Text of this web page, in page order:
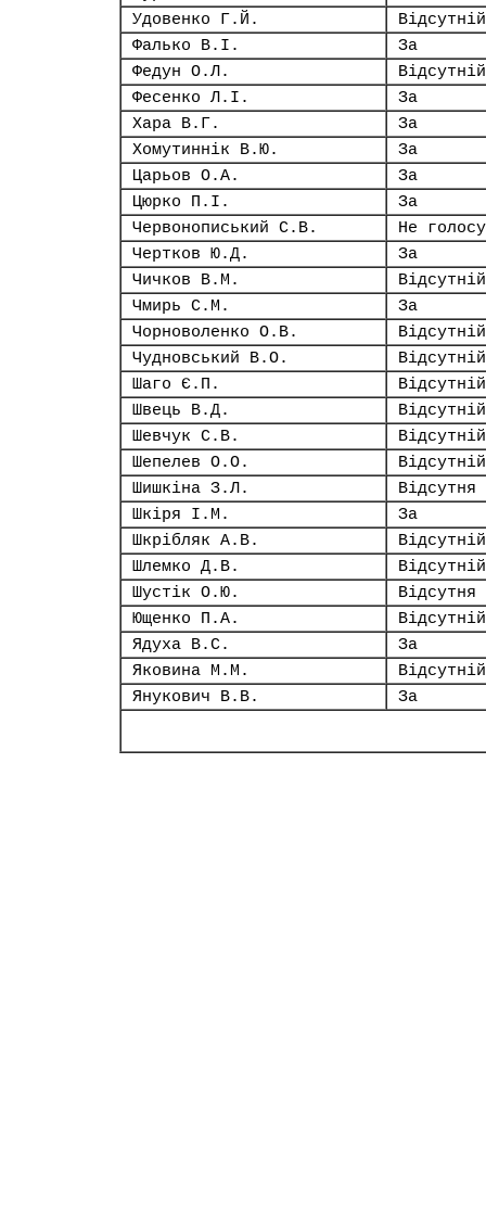
Удовенко Г.Й.
Відсутній
Фалько В.І.
За
Федун О.Л.
Відсутній
Фесенко Л.І.
За
Хара В.Г.
За
Хомутиннік В.Ю.
За
Царьов О.А.
За
Цюрко П.І.
За
Червонописький С.В.
Не
Чертков Ю.Д.
За
Чичков В.М.
Відсутній
Чмирь С.М.
За
Чорноволенко О.В.
Відсутній
Чудновський В.О.
Відсутній
Шаго Є.П.
Відсутній
Швець В.Д.
Відсутній
Шевчук С.В.
Відсутній
Шепелев О.О.
Відсутній
Шишкіна З.Л.
Відсутня
Шкіря І.М.
За
Шкрібляк А.В.
Відсутній
Шлемко Д.В.
Відсутній
Шустік О.Ю.
Відсутня
Ющенко П.А.
Відсутній
Ядуха В.С.
За
Яковина М.М.
Відсутній
Янукович В.В.
За